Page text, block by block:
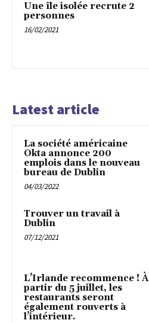
Une île isolée recrute 2
personnes
16/02/2021
Latest article
La société américaine
Okta annonce 200
emplois dans le nouveau
bureau de Dublin
04/03/2022
Trouver un travail à
Dublin
07/12/2021
L’Irlande recommence ! À
partir du 5 juillet, les
restaurants seront
également rouverts à
l’intérieur.